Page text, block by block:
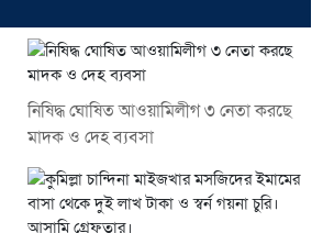
নিষিদ্ধ ঘোষিত আওয়ামিলীগ ৩ নেতা করছে
মাদক ও দেহ ব্যবসা